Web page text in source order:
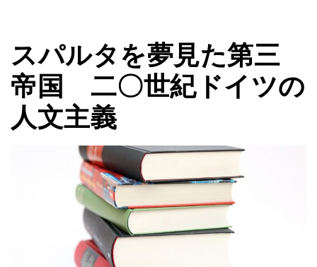
スパルタを夢見た第三
帝国 二〇世紀ドイツの
人文主義